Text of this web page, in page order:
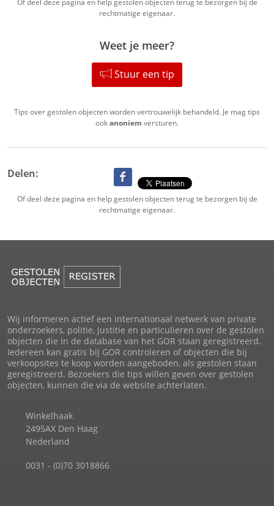
Of deel deze pagina en help gestolen objecten terug te bezorgen bij de
rechtmatige eigenaar.
Weet je meer?
Stuur een tip
Tips over gestolen objecten worden vertrouwelijk behandeld. Je mag tips
ookanoniem versturen.
Delen:
Of deel deze pagina en help gestolen objecten terug te bezorgen bij de
rechtmatige eigenaar.
Wij informeren actief een internationaal netwerk van private
onderzoekers, politie, justitie en particulieren over de gestolen
objecten die in de database van het GOR staan geregistreerd.
Iedereen kan gratis bij GOR controleren of objecten die bij
verkoopsites te koop worden aangeboden, als gestolen staan
geregistreerd. Bezoekers die tips willen geven over gestolen
objecten, kunnen die via de website achterlaten.
Winkelhaak
2495AX Den Haag
Nederland
0031 - (0)70 3018866